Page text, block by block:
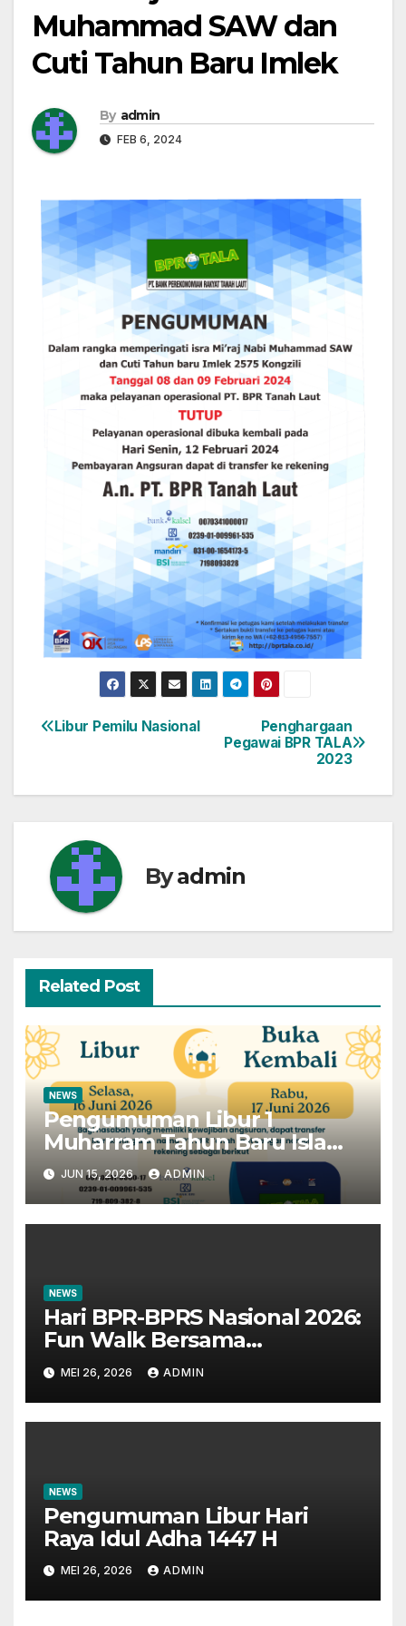
Muhammad SAW dan
Cuti Tahun Baru Imlek
By admin
FEB 6, 2024
Navigasi
Penghargaan
Pegawai BPR TALA
2023
Libur Pemilu Nasional
Byadmin
Related Post
NEWS
Pengumuman Libur 1
Muharram Tahun Baru Islam
1448H
JUN 15, 2026 ADMIN
NEWS
Hari BPR-BPRS Nasional 2026:
Fun Walk Bersama
Masyarakat dan Insan
Perbankan
MEI 26, 2026 ADMIN
NEWS
Pengumuman Libur Hari
Raya Idul Adha 1447 H
MEI 26, 2026 ADMIN